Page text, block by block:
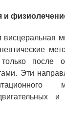
и
висцеральная
после
Эти